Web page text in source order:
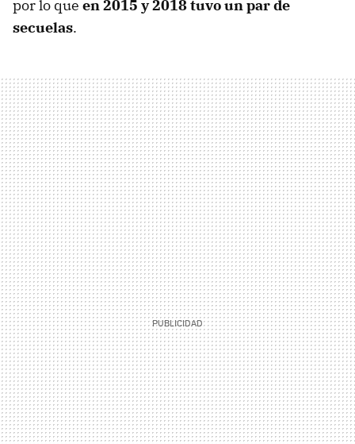
por lo que en 2015 y 2018 tuvo un par de
secuelas.